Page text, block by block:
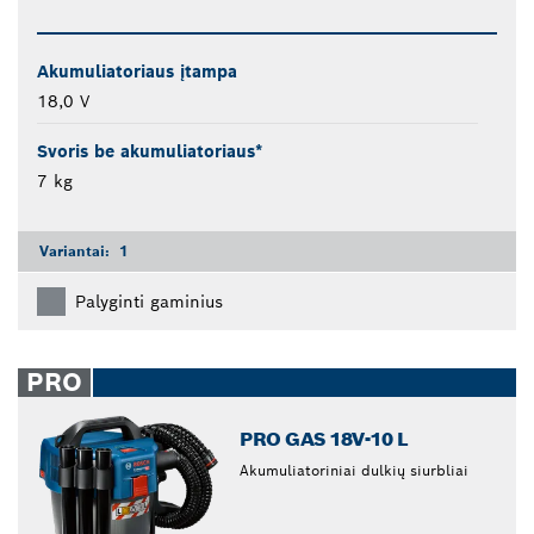
Akumuliatoriaus įtampa
18,0 V
Svoris be akumuliatoriaus*
7 kg
Variantai: 1
Palyginti gaminius
PRO
PRO GAS 18V-10 L
Akumuliatoriniai dulkių siurbliai